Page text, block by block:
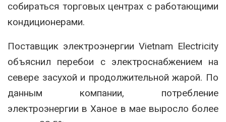
собираться торговых центрах с работающими
кондиционерами.
Поставщик электроэнергии Vietnam Electricity
объяснил перебои с электроснабжением на
севере засухой и продолжительной жарой. По
данным компании, потребление
электроэнергии в Ханое в мае выросло более